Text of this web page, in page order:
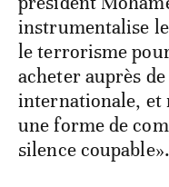
instrumentalise
le terrorisme
acheter auprès
internationale, et
une forme de
silence coupable».